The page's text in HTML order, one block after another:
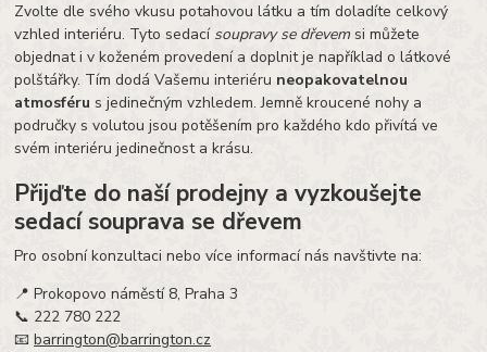
Zvolte dle svého vkusu potahovou látku a tím doladíte celkový
vzhled interiéru. Tyto sedací soupravy se dřevemsi můžete
objednat i v koženém provedení a doplnit je například o látkové
polštářky. Tím dodá Vašemu interiéru neopakovatelnou
atmosféru s jedinečným vzhledem. Jemně kroucené nohy a
područky s volutou jsou potěšením pro každého kdo přivítá ve
svém interiéru jedinečnost a krásu.
Přijďte do naší prodejny a vyzkoušejte
sedací souprava se dřevem
Pro osobní konzultaci nebo více informací nás navštivte na:
📍 Prokopovo náměstí 8, Praha 3
📞 222 780 222
📧barrington@barrington.cz